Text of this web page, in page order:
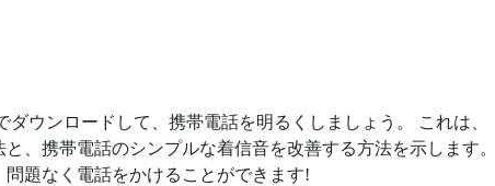
ダウンロードして、携帯電話を明るくしましょう。 これは、
、携帯電話のシンプルな着信音を改善する方法を示します。
題なく電話をかけることができます!